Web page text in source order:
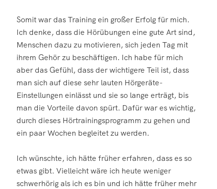
Somit war das Training ein großer Erfolg für mich.
Ich denke, dass die Hörübungen eine gute Art sind,
Menschen dazu zu motivieren, sich jeden Tag mit
ihrem Gehör zu beschäftigen. Ich habe für mich
aber das Gefühl, dass der wichtigere Teil ist, dass
man sich auf diese sehr lauten Hörgeräte-
Einstellungen einlässt und sie so lange erträgt, bis
man die Vorteile davon spürt. Dafür war es wichtig,
durch dieses Hörtrainingsprogramm zu gehen und
ein paar Wochen begleitet zu werden.
Ich wünschte, ich hätte früher erfahren, dass es so
etwas gibt. Vielleicht wäre ich heute weniger
schwerhörig als ich es bin und ich hätte früher mehr